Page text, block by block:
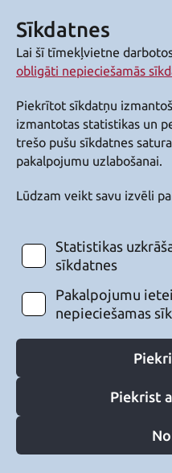
Sīkdatnes
Lai šī tīmekļvietne
obligāti nepieciešamās
Piekrītot sīkdatņu
izmantotas statistikas un
trešo pušu sīkdatnes
pakalpojumu uzlabošanai.
Lūdzam veikt savu izvēli
Statistikas
sīkdatnes
Pakalpojumu
nepieciešamas
Piekrist